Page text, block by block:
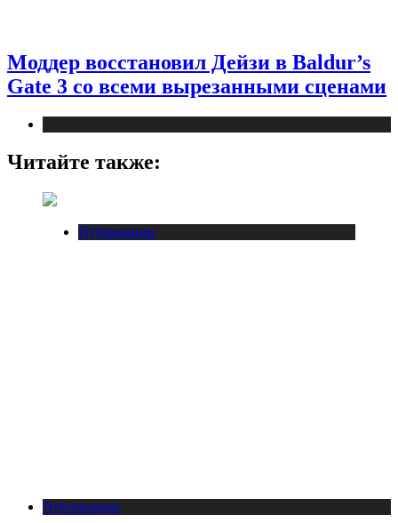
Моддер восстановил Дейзи в Baldur’s
Gate 3 со всеми вырезанными сценами
Читайте также:
Публикации
Публикации